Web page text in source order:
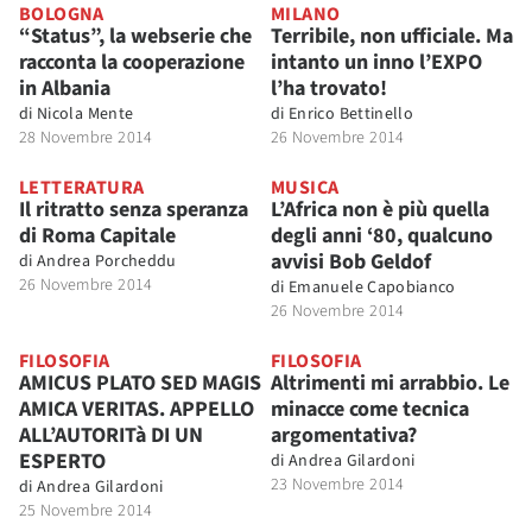
BOLOGNA
“Status”, la webserie che
racconta la cooperazione
in Albania
di Nicola Mente
28 Novembre 2014
MILANO
Terribile, non ufficiale. Ma
intanto un inno l’EXPO
l’ha trovato!
di Enrico Bettinello
26 Novembre 2014
LETTERATURA
Il ritratto senza speranza
di Roma Capitale
di Andrea Porcheddu
26 Novembre 2014
MUSICA
L’Africa non è più quella
degli anni ‘80, qualcuno
avvisi Bob Geldof
di Emanuele Capobianco
26 Novembre 2014
FILOSOFIA
AMICUS PLATO SED MAGIS
AMICA VERITAS. APPELLO
ALL’AUTORITà DI UN
ESPERTO
di Andrea Gilardoni
25 Novembre 2014
FILOSOFIA
Altrimenti mi arrabbio. Le
minacce come tecnica
argomentativa?
di Andrea Gilardoni
23 Novembre 2014